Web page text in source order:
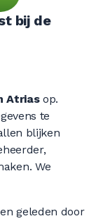
bij de
Atriasop.
te
blijken
We
geleden door